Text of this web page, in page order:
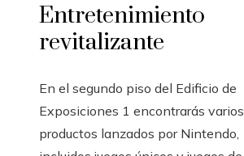
Entretenimiento
revitalizante
En el segundo piso del Edificio de
Exposiciones 1 encontrarás varios
productos lanzados por Nintendo,